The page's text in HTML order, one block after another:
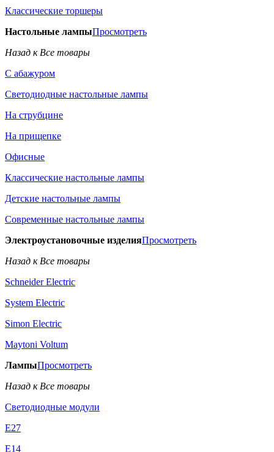
Классические торшеры
Настольные лампыПросмотреть
Назад к Все товары
С абажуром
Светодиодные настольные лампы
На струбцине
На прищепке
Офисные
Классические настольные лампы
Детские настольные лампы
Современные настольные лампы
Электроустановочные изделияПросмотреть
Назад к Все товары
Schneider Electric
System Electric
Simon Electric
Maytoni Voltum
ЛампыПросмотреть
Назад к Все товары
Светодиодные модули
E27
E14